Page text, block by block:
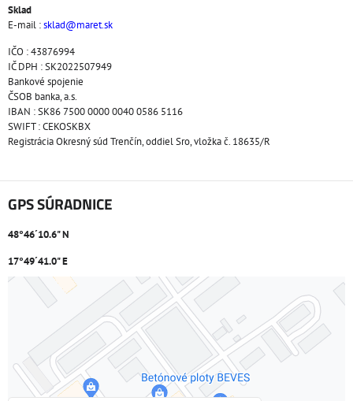
Sklad
E-mail :sklad@maret.sk
IČO : 43876994
IČ DPH : SK2022507949
Bankové spojenie
ČSOB banka, a.s.
IBAN : SK86 7500 0000 0040 0586 5116
SWIFT : CEKOSKBX
Registrácia Okresný súd Trenčín, oddiel Sro, vložka č. 18635/R
GPS SÚRADNICE
48°46´10.6" N
17°49´41.0" E
Externý obsah je blokovaný Voľbami súkromia
Prajete si načítať externý obsah?